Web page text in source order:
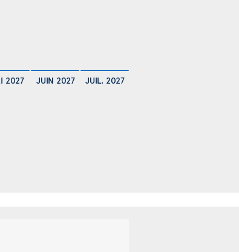
2027 JUIN 2027 JUIL. 2027